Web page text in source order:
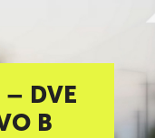
– DVE
B